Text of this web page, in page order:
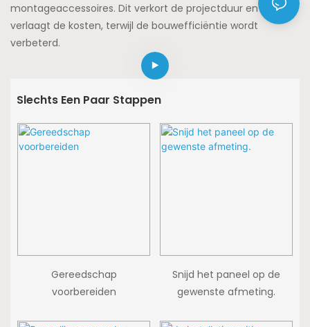
montageaccessoires. Dit verkort de projectduur en
verlaagt de kosten, terwijl de bouwefficiëntie wordt
verbeterd.
Slechts Een Paar Stappen
Gereedschap
voorbereiden
Snijd het paneel op de
gewenste afmeting.